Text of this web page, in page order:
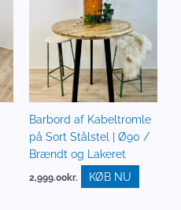
Barbord af Kabeltromle
på Sort Stålstel | Ø90 /
Brændt og Lakeret
2,999.00kr. KØB NU